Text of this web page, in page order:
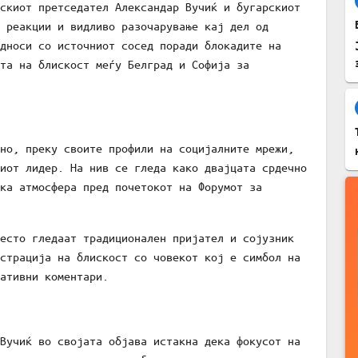
претседател Александар Вучиќ и бугарскиот
и видливо разочарување кај дел од
со источниот сосед поради блокадите на
на блискост меѓу Белград и Софија за
преку своите профили на социјалните мрежи,
лидер. На нив се гледа како двајцата срдечно
атмосфера пред почетокот на Форумот за
гледаат традиционален пријател и сојузник
на блискост со човекот кој е симбол на
коментари.
во својата објава истакна дека фокусот на